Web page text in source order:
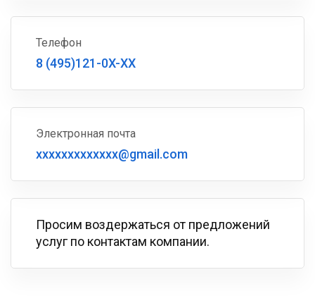
Телефон
8 (495)121-0X-XX
Электронная почта
xxxxxxxxxxxxx@gmail.com
Просим воздержаться от предложений
услуг по контактам компании.